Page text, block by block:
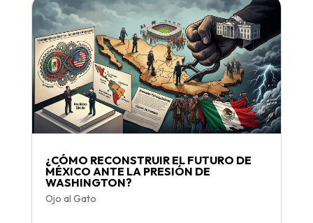
¿CÓMO RECONSTRUIR EL FUTURO DE
MÉXICO ANTE LA PRESIÓN DE
WASHINGTON?
Ojo al Gato